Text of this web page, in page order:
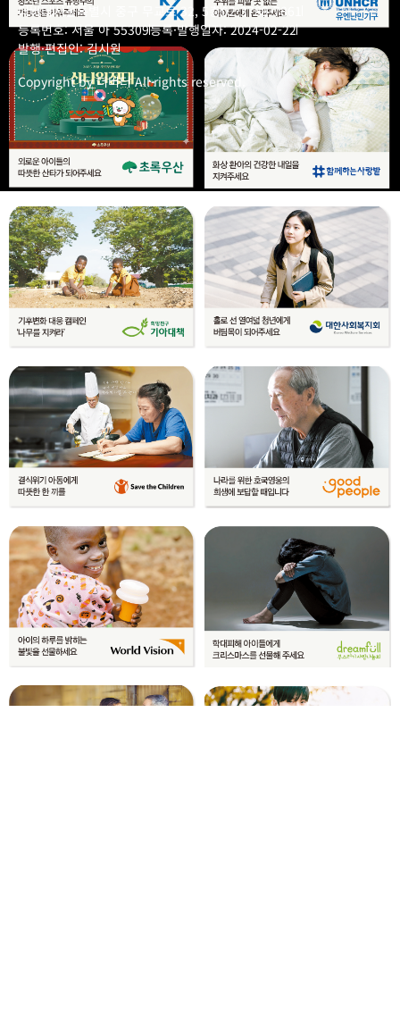
더버터서울특별시 중구 무교로 32, 5층02-3789-7861
등록번호: 서울 아 55309등록·발행일자: 2024-02-22
발행·편집인: 김시원
Copyright by 더버터 All rights reserved.